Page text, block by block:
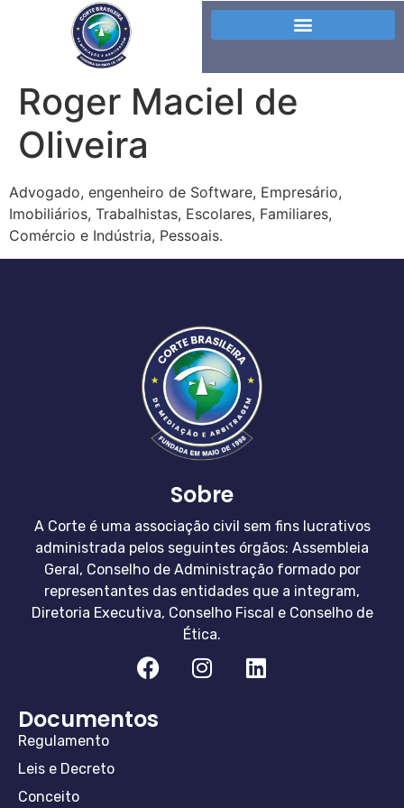
Roger Maciel de
Oliveira
Advogado, engenheiro de Software, Empresário,
Imobiliários, Trabalhistas, Escolares, Familiares,
Comércio e Indústria, Pessoais.
Sobre
A Corte é uma associação civil sem fins lucrativos
administrada pelos seguintes órgãos: Assembleia
Geral, Conselho de Administração formado por
representantes das entidades que a integram,
Diretoria Executiva, Conselho Fiscal e Conselho de
Ética.
Documentos
Regulamento
Leis e Decreto
Conceito